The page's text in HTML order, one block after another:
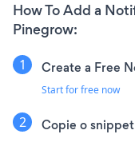
How To Add a
Pinegrow:
Create a Free
Start for free now
Copie o